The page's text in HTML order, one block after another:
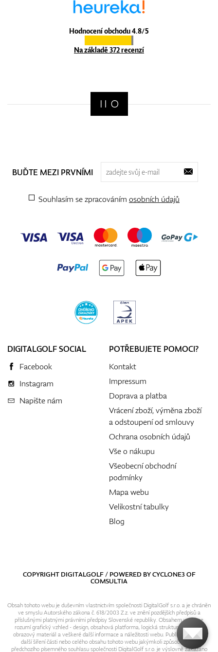
Hodnocení obchodu 4.8/5
Na základě 372 recenzí
BUĎTE MEZI PRVNÍMI
Souhlasím se zpracováním osobních údajů
DIGITALGOLF SOCIAL
Facebook
Instagram
Napište nám
POTŘEBUJETE POMOCI?
Kontakt
Impressum
Doprava a platba
Vrácení zboží, výměna zboží
a odstoupení od smlouvy
Ochrana osobních údajů
Vše o nákupu
Všeobecní obchodní
podmínky
Mapa webu
Velikostní tabulky
Blog
COPYRIGHT DIGITALGOLF / POWERED BYCYCLONE3OF
COMSULTIA
Obsah tohoto webu je duševním vlastnictvím společnosti DigitalGolf s.r.o. a je chráněn
ve smyslu Autorského zákona č. 618/2003 Z.z. ve znění pozdějších předpisů a
příslušnými platnými právními předpisy Slovenské republiky. Obsahem webu se
rozumí grafický vzhled - design, obsahová platforma, logická struktura, textový i
obrazový materiál a veškeré další informace a náležitosti webu. Publikování resp.
další šíření části nebo celého obsahu tohoto webu jakýmkoli způsobem bez
předchozího písemného souhlasu společnosti DigitalGolf s.r.o. je výslovně zakázáno